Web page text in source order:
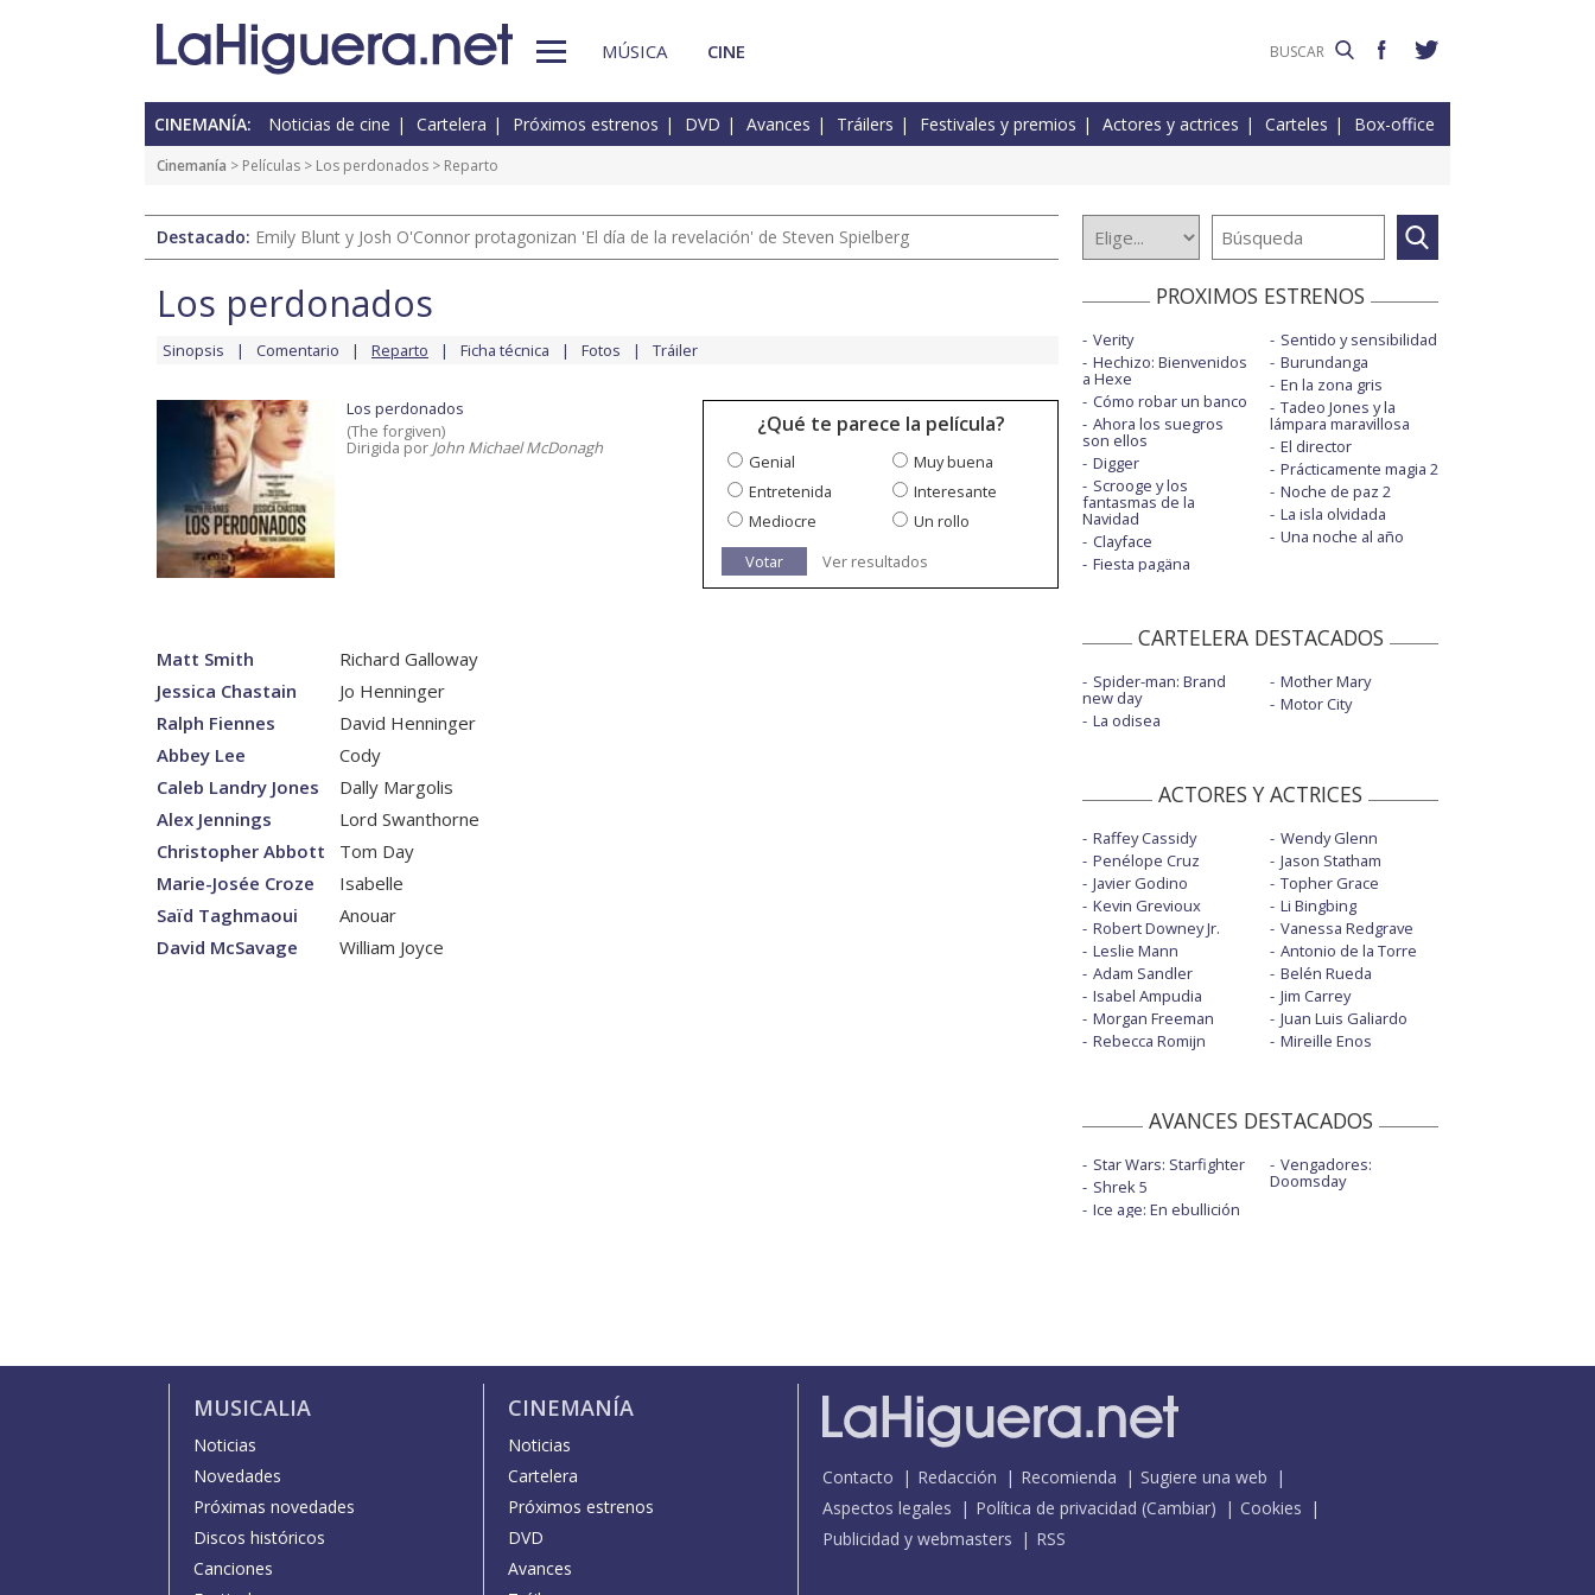
MÚSICA CINE
CINEMANÍA: Noticias de cine Cartelera Próximos estrenos DVD Avances Tráilers Festivales y premios Actores y actrices Carteles Box-office
Cinemanía > Películas > Los perdonados > Reparto
Destacado: Emily Blunt y Josh O'Connor protagonizan 'El día de la revelación' de Steven Spielberg
Los perdonados
Sinopsis Comentario Reparto Ficha técnica Fotos Tráiler
Los perdonados
(The forgiven)
Dirigida por John Michael McDonagh
¿Qué te parece la película?
Genial
Muy buena
Entretenida
Interesante
Mediocre
Un rollo
Votar
Ver resultados
Matt Smith
Richard Galloway
Jessica Chastain
Jo Henninger
Ralph Fiennes
David Henninger
Abbey Lee
Cody
Caleb Landry Jones
Dally Margolis
Alex Jennings
Lord Swanthorne
Christopher Abbott
Tom Day
Marie-Josée Croze
Isabelle
Saïd Taghmaoui
Anouar
David McSavage
William Joyce
PROXIMOS ESTRENOS
Verity
Hechizo: Bienvenidos
a Hexe
Cómo robar un banco
Ahora los suegros
son ellos
Digger
Scrooge y los
fantasmas de la
Navidad
Clayface
Fiesta pagäna
Sentido y sensibilidad
Burundanga
En la zona gris
Tadeo Jones y la
lámpara maravillosa
El director
Prácticamente magia 2
Noche de paz 2
La isla olvidada
Una noche al año
CARTELERA DESTACADOS
Spider-man: Brand
new day
La odisea
Mother Mary
Motor City
ACTORES Y ACTRICES
Raffey Cassidy
Penélope Cruz
Javier Godino
Kevin Grevioux
Robert Downey Jr.
Leslie Mann
Adam Sandler
Isabel Ampudia
Morgan Freeman
Rebecca Romijn
Wendy Glenn
Jason Statham
Topher Grace
Li Bingbing
Vanessa Redgrave
Antonio de la Torre
Belén Rueda
Jim Carrey
Juan Luis Galiardo
Mireille Enos
AVANCES DESTACADOS
Star Wars: Starfighter
Shrek 5
Ice age: En ebullición
Vengadores:
Doomsday
MUSICALIA
Noticias
Novedades
Próximas novedades
Discos históricos
Canciones
CINEMANÍA
Noticias
Cartelera
Próximos estrenos
DVD
Avances
Contacto Redacción Recomienda
Sugiere una web
Aspectos legales
Política de privacidad (Cambiar)
Cookies
Publicidad y webmasters
RSS